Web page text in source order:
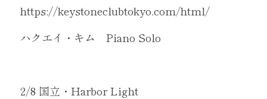
https://keystoneclubtokyo.com/html/
ハクエイ・キム　Piano Solo
2/8 国立・Harbor Light